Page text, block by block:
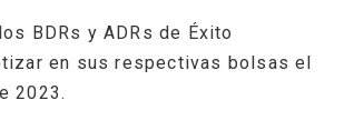
BDRs y ADRs de Éxito
en sus respectivas bolsas el
2023.